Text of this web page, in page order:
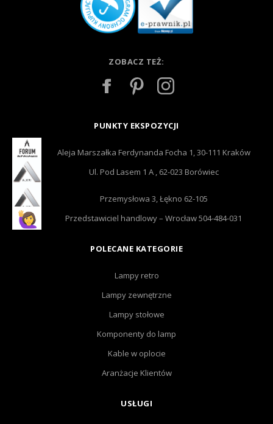
ZOBACZ TEŻ:
PUNKTY EKSPOZYCJI
Aleja Marszałka Ferdynanda Focha 1, 30-111 Kraków
Ul. Pod Lasem 1 A , 62-023 Borówiec
Przemysłowa 3, Łękno 62-105
Przedstawiciel handlowy – Wrocław 504-484-031
POLECANE KATEGORIE
Lampy retro
Lampy zewnętrzne
Lampy stołowe
Komponenty do lamp
Kable w oplocie
Aranżacje Klientów
USŁUGI